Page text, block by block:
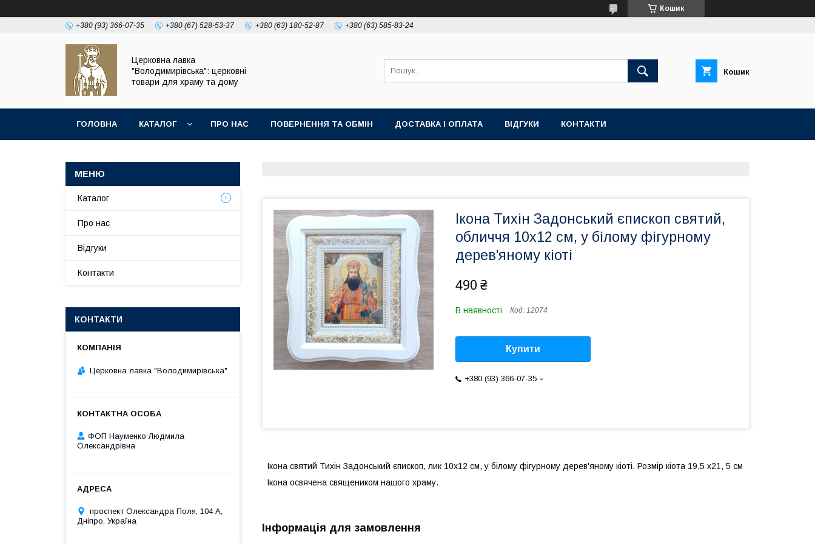
Кошик
+380 (93) 366-07-35 +380 (67) 528-53-37 +380 (63) 180-52-87 +380 (63) 585-83-24
Церковна лавка
"Володимирівська": церковні
товари для храму та дому
Кошик
ГОЛОВНА КАТАЛОГ ПРО НАС ПОВЕРНЕННЯ ТА ОБМІН ДОСТАВКА І ОПЛАТА ВІДГУКИ КОНТАКТИ
Ікона Тихін Задонський єпископ святий,
обличчя 10х12 см, у білому фігурному
дерев'яному кіоті
490 ₴
В наявності Код: 12074
Купити
+380 (93) 366-07-35
Ікона святий Тихін Задонський єпископ, лик 10х12 см, у білому фігурному дерев'яному кіоті. Розмір кіота 19,5 х21, 5 см
Ікона освячена священиком нашого храму.
Інформація для замовлення
Каталог
Про нас
Відгуки
Контакти
КОНТАКТИ
Церковна лавка "Володимирівська"
ФОП Науменко Людмила
Олександрівна
проспект Олександра Поля, 104 А,
Дніпро, Україна